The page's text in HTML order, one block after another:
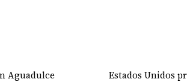
Estados Unidos prevé